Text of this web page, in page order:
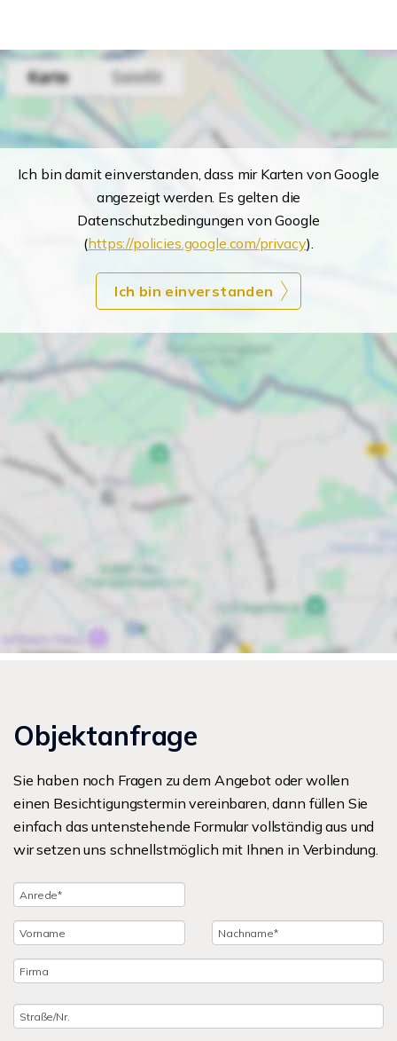
Ich bin damit einverstanden, dass mir Karten von Google
angezeigt werden. Es gelten die
Datenschutzbedingungen von Google
(https://policies.google.com/privacy).
Ich bin einverstanden
Objektanfrage
Sie haben noch Fragen zu dem Angebot oder wollen
einen Besichtigungstermin vereinbaren, dann füllen Sie
einfach das untenstehende Formular vollständig aus und
wir setzen uns schnellstmöglich mit Ihnen in Verbindung.